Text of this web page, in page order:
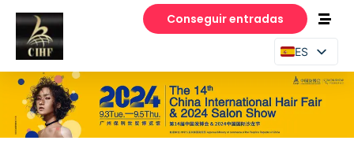
Conseguir entradas
ES
EN
PT